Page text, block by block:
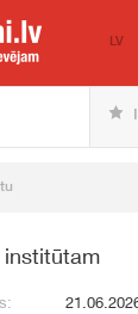
LV
institūtam